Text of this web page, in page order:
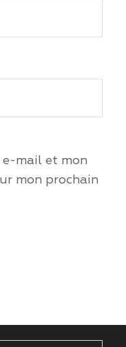
e-mail et mon
mon prochain